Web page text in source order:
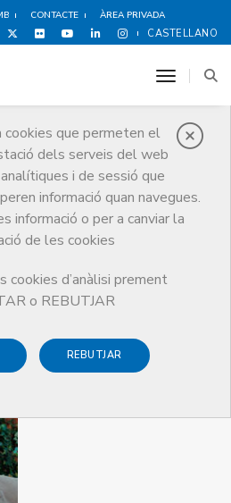
CONTACTE ÀREA PRIVADA
CASTELLANO
que permeten el
dels serveis del web
i de sessió que
informació quan navegues.
informació o per a canviar la
de les cookies
cookies d’anàlisi prement
o REBUTJAR
REBUTJAR
toggle
Edició 2013
2013